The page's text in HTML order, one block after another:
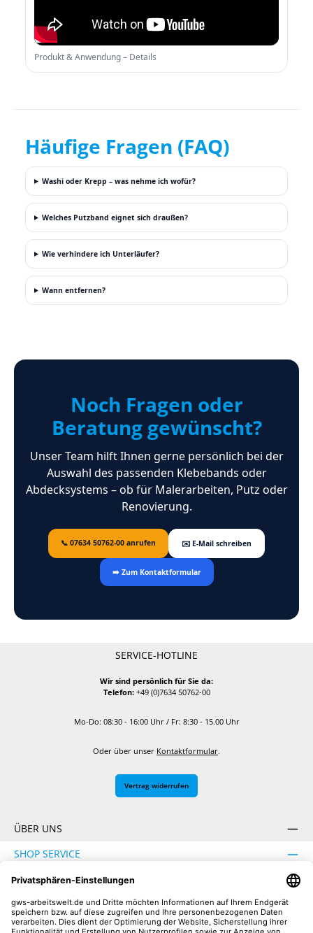
Produkt & Anwendung – Details
Häufige Fragen (FAQ)
Washi oder Krepp – was nehme ich wofür?
Welches Putzband eignet sich draußen?
Wie verhindere ich Unterläufer?
Wann entfernen?
Noch Fragen oder
Beratung gewünscht?
Unser Team hilft Ihnen gerne persönlich bei der
Auswahl des passenden Klebebands oder
Abdecksystems – ob für Malerarbeiten, Putz oder
Renovierung.
📞 07634 50762-00 anrufen ✉️ E‑Mail schreiben
➡️ Zum Kontaktformular
SERVICE-HOTLINE
Wir sind persönlich für Sie da:
Telefon:+49 (0)7634 50762-00
Mo-Do: 08:30 - 16:00 Uhr / Fr: 8:30 - 15.00 Uhr
Oder über unser Kontaktformular.
Vertrag widerrufen
ÜBER UNS
SHOP SERVICE
INFORMATION
SICHER EINKAUFEN
UNSERE COMMUNITIES